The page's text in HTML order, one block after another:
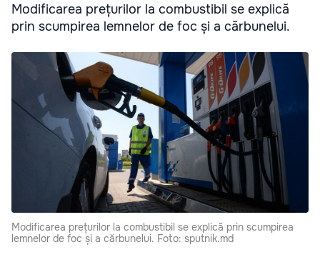
Modificarea prețurilor la combustibil se explică
prin scumpirea lemnelor de foc și a cărbunelui.
Modificarea prețurilor la combustibil se explică prin scumpirea
lemnelor de foc și a cărbunelui. Foto: sputnik.md